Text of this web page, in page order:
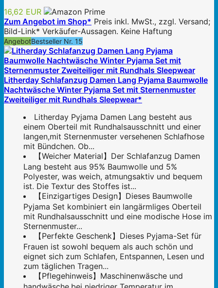
16,62 EUR
Zum Angebot im Shop* Preis inkl. MwSt., zzgl. Versand;
Bild-Link* Verkäufer-Aussagen. Keine Haftung
AngebotBestseller Nr. 15
Litherday Schlafanzug Damen Lang Pyjama Baumwolle
Nachtwäsche Winter Pyjama Set mit Sternenmuster
Zweiteiliger mit Rundhals Sleepwear*
Litherday Pyjama Damen Lang besteht aus
einem Oberteil mit Rundhalsausschnitt und einer
langen,mit Sternenmuster versehenen Schlafhose
mit Bündchen. Ob...
【Weicher Material】Der Schlafanzug Damen
Lang besteht aus 95% Baumwolle und 5%
Polyester, was weich, atmungsaktiv und bequem
ist. Die Textur des Stoffes ist...
【Einzigartiges Design】Dieses Baumwolle
Pyjama Set kombiniert ein langärmliges Oberteil
mit Rundhalsausschnitt und eine modische Hose im
Sternenmuster...
【Perfekte Geschenk】Dieses Pyjama-Set für
Frauen ist sowohl bequem als auch schön und
eignet sich zum Schlafen, Entspannen, Lesen und
zum täglichen Tragen...
【Pflegehinweis】Maschinenwäsche und